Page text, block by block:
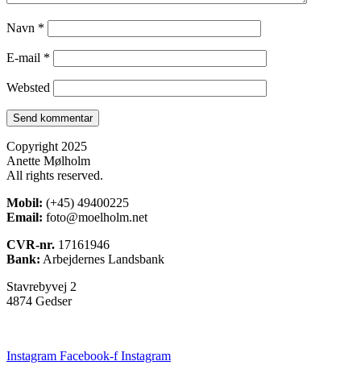
Navn *
E-mail *
Websted
Copyright 2025
Anette Mølholm
All rights reserved.
Mobil: (+45) 49400225
Email: foto@moelholm.net
CVR-nr. 17161946
Bank: Arbejdernes Landsbank
Stavrebyvej 2
4874 Gedser
Instagram Facebook-f Instagram